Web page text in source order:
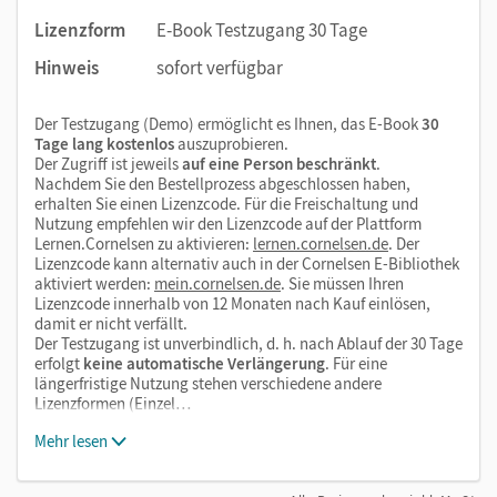
Erklärvideos
Audios
Wir empfehlen die Nutzung aller digitalen Angebote auf
unserer Lehr- und Lernplattform lernen.cornelsen.de
Lizenzform
E-Book Testzugang 30 Tage
Hinweis
sofort verfügbar
Der Testzugang (Demo) ermöglicht es Ihnen, das E-Book30
Tage lang kostenlosauszuprobieren.
Der Zugriff ist jeweilsauf eine Person beschränkt.
Nachdem Sie den Bestellprozess abgeschlossen haben,
erhalten Sie einen Lizenzcode. Für die Freischaltung und
Nutzung empfehlen wir den Lizenzcode auf der Plattform
Lernen.Cornelsen zu aktivieren: lernen.cornelsen.de. Der
Lizenzcode kann alternativ auch in der Cornelsen E-Bibliothek
aktiviert werden: mein.cornelsen.de. Sie müssen Ihren
Lizenzcode innerhalb von 12 Monaten nach Kauf einlösen,
damit er nicht verfällt.
Der Testzugang ist unverbindlich, d. h. nach Ablauf der 30 Tage
erfolgt keine automatische Verlängerung. Für eine
längerfristige Nutzung stehen verschiedene andere
Lizenzformen (Einzel…
Mehr lesen